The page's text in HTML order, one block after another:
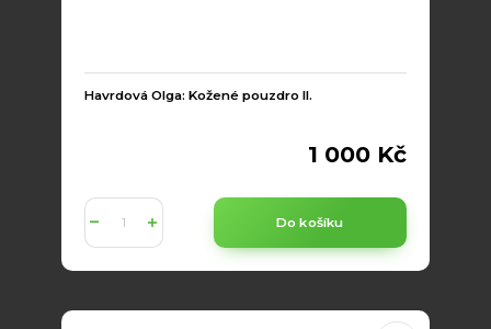
Havrdová Olga: Kožené pouzdro II.
1 000 Kč
Do košíku